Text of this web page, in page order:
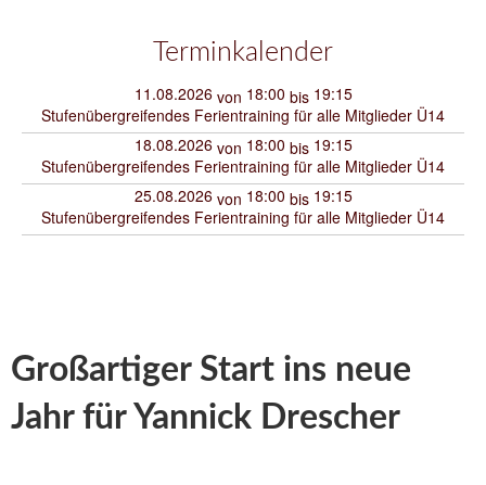
Termine
Mitglieder-werben-Mitglieder
Downloads / Anmeldeformular
Anfängerkurse
Shop
Terminkalender
11.08.2026von 18:00 bis 19:15
Stufenübergreifendes Ferientraining für alle Mitglieder Ü14
18.08.2026von 18:00 bis 19:15
Stufenübergreifendes Ferientraining für alle Mitglieder Ü14
25.08.2026von 18:00 bis 19:15
Stufenübergreifendes Ferientraining für alle Mitglieder Ü14
Großartiger Start ins neue
Jahr für Yannick Drescher